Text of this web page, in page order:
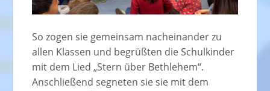
So zogen sie gemeinsam nacheinander zu
allen Klassen und begrüßten die Schulkinder
mit dem Lied „Stern über Bethlehem“.
Anschließend segneten sie sie mit dem